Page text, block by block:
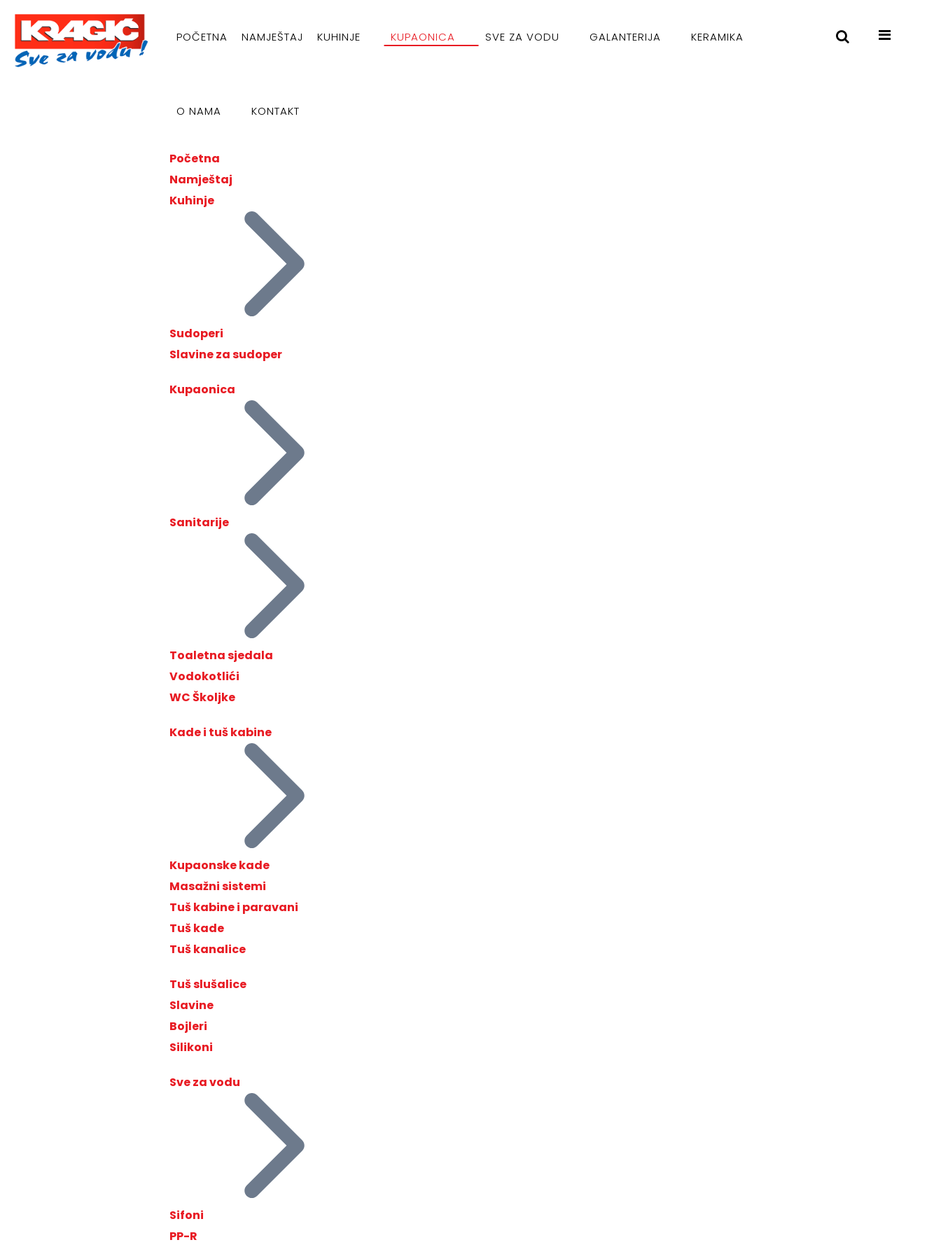
POČETNA NAMJEŠTAJ KUHINJE KUPAONICA SVE ZA VODU GALANTERIJA KERAMIKA
O NAMA KONTAKT
Početna
Namještaj
Kuhinje
Sudoperi
Slavine za sudoper
Kupaonica
Sanitarije
Toaletna sjedala
Vodokotlići
WC Školjke
Kade i tuš kabine
Kupaonske kade
Masažni sistemi
Tuš kabine i paravani
Tuš kade
Tuš kanalice
Tuš slušalice
Slavine
Bojleri
Silikoni
Sve za vodu
Sifoni
PP-R